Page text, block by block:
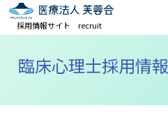
採用情報サイト recruit
臨床心理士採用情報